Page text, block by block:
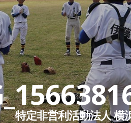
特定非営利活動法人 横